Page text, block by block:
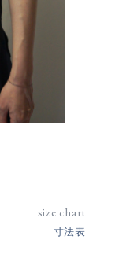
size chart
寸法表